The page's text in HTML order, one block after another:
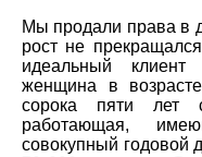
Мы продали права в
рост не
идеальный
женщина в
сорока пяти
работающая,
совокупный годовой